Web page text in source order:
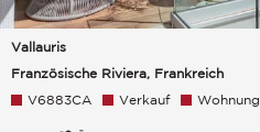
Vallauris
Französische Riviera, Frankreich
V6883CA Verkauf Wohnung